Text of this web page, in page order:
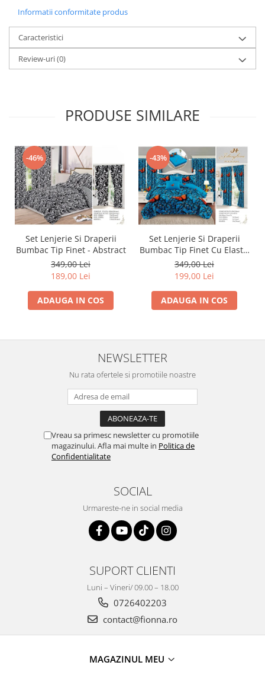
Informatii conformitate produs
Caracteristici
Review-uri(0)
PRODUSE SIMILARE
-46%
Set Lenjerie Si Draperii
Bumbac Tip Finet - Abstract
349,00 Lei
189,00 Lei
ADAUGA IN COS
-43%
Set Lenjerie Si Draperii
Bumbac Tip Finet Cu Elastic
- Dansul Fluturilor
349,00 Lei
199,00 Lei
ADAUGA IN COS
NEWSLETTER
Nu rata ofertele si promotiile noastre
Vreau sa primesc newsletter cu promotiile
magazinului. Afla mai multe in Politica de
Confidentialitate
SOCIAL
Urmareste-ne in social media
SUPORT CLIENTI
Luni – Vineri/ 09.00 – 18.00
0726402203
contact@fionna.ro
MAGAZINUL MEU